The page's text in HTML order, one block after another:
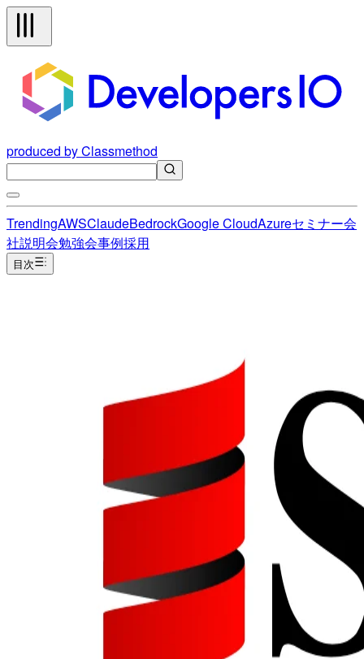
produced by Classmethod
TrendingAWSClaudeBedrockGoogle CloudAzureセミナー会
社説明会勉強会事例採用
目次